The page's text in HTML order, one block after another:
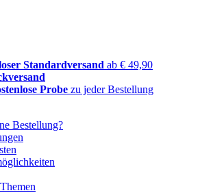
Standardversand ab € 49,90
Probe zu jeder Bestellung
Bestellung?